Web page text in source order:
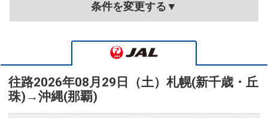
条件を変更する▼
往路2026年08月29日（土） 札幌(新千歳・丘
珠) →沖縄(那覇)